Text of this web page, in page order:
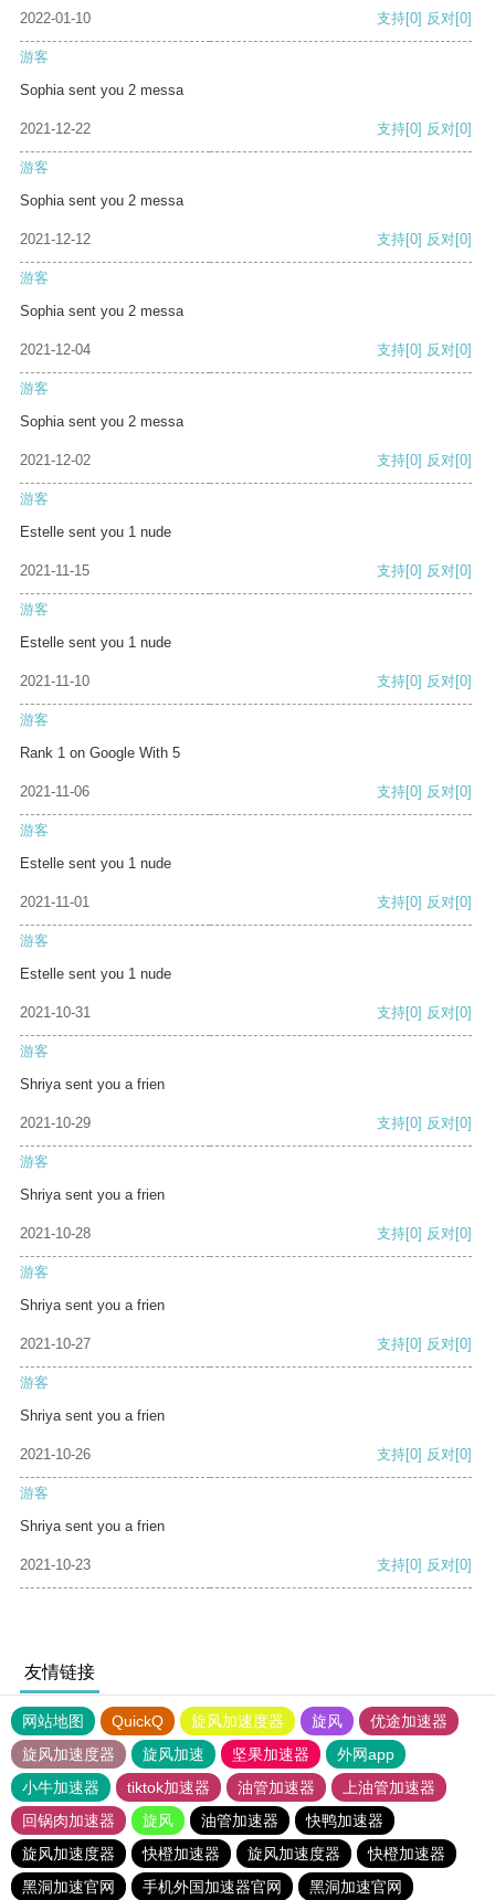
2022-01-10 支持[0] 反对[0]
游客
Sophia sent you 2 messa
2021-12-22 支持[0] 反对[0]
游客
Sophia sent you 2 messa
2021-12-12 支持[0] 反对[0]
游客
Sophia sent you 2 messa
2021-12-04 支持[0] 反对[0]
游客
Sophia sent you 2 messa
2021-12-02 支持[0] 反对[0]
游客
Estelle sent you 1 nude
2021-11-15 支持[0] 反对[0]
游客
Estelle sent you 1 nude
2021-11-10 支持[0] 反对[0]
游客
Rank 1 on Google With 5
2021-11-06 支持[0] 反对[0]
游客
Estelle sent you 1 nude
2021-11-01 支持[0] 反对[0]
游客
Estelle sent you 1 nude
2021-10-31 支持[0] 反对[0]
游客
Shriya sent you a frien
2021-10-29 支持[0] 反对[0]
游客
Shriya sent you a frien
2021-10-28 支持[0] 反对[0]
游客
Shriya sent you a frien
2021-10-27 支持[0] 反对[0]
游客
Shriya sent you a frien
2021-10-26 支持[0] 反对[0]
游客
Shriya sent you a frien
2021-10-23 支持[0] 反对[0]
友情链接
网站地图 QuickQ 旋风加速度器 旋风
优途加速器
旋风加速度器
旋风加速 坚果加速器
外网app
小牛加速器
tiktok加速器 油管加速器
上油管加速器
回锅肉加速器
旋风 油管加速器
快鸭加速器
旋风加速度器
快橙加速器 旋风加速度器
快橙加速器
黑洞加速官网
手机外国加速器官网 黑洞加速官网